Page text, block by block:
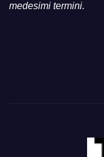
medesimi termini.